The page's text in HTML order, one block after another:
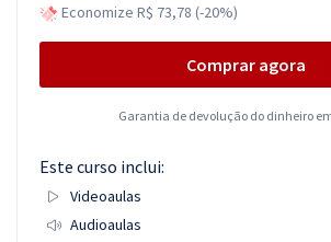
Economize R$ 73,78 (-20%)
Comprar agora
Garantia de devolução do dinheiro
Este curso inclui:
Videoaulas
Audioaulas